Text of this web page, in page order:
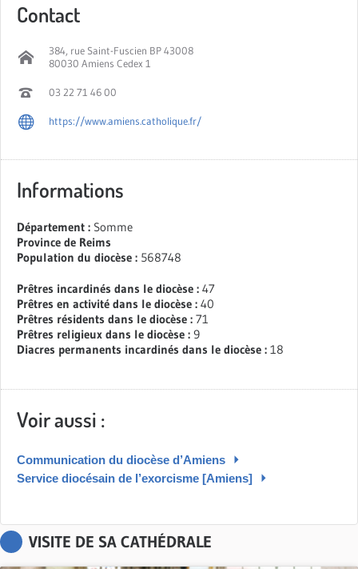
Contact
384, rue Saint-Fuscien BP 43008
80030 Amiens Cedex 1
03 22 71 46 00
https://www.amiens.catholique.fr/
Informations
Département : Somme
Province de Reims
Population du diocèse : 568748
Prêtres incardinés dans le diocèse : 47
Prêtres en activité dans le diocèse : 40
Prêtres résidents dans le diocèse : 71
Prêtres religieux dans le diocèse : 9
Diacres permanents incardinés dans le diocèse : 18
Voir aussi :
Communication du diocèse d’Amiens
Service diocésain de l’exorcisme [Amiens]
VISITE DE SA CATHÉDRALE